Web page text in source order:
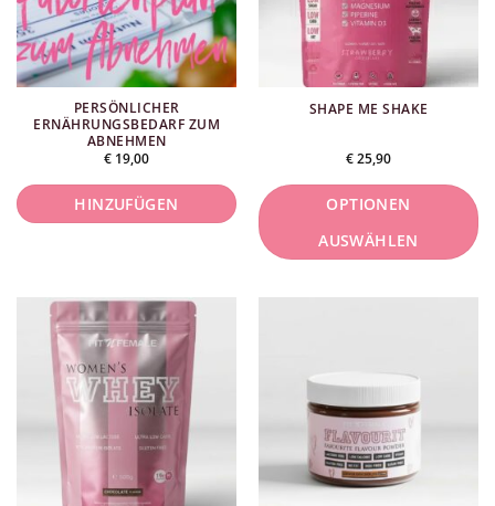
können
PERSÖNLICHER
ERNÄHRUNGSBEDARF ZUM
ABNEHMEN
€ 19,00
HINZUFÜGEN
SHAPE ME SHAKE
€25,90
OPTIONEN
AUSWÄHLEN
mehreren
Varianten
erhältlich.
Die
Optionen